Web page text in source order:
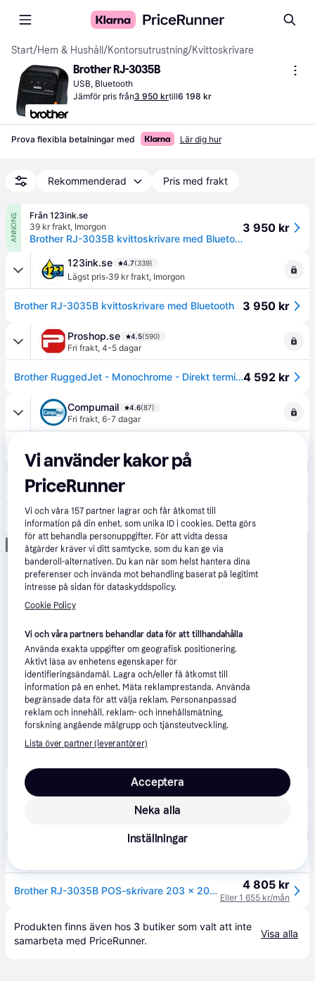
Start/Hem & Hushåll /Kontorsutrustning/Kvittoskrivare
Brother RJ-3035B
USB, Bluetooth
Jämför pris från3 950 krtill6 198 kr
Prova flexibla betalningar med Lär dig hur
Rekommenderad Pris med frakt
ANNONS
Från 123ink.se
39 kr frakt, Imorgon
Brother RJ-3035B kvittoskrivare med Bluetooth
3 950 kr
123ink.se 4.7(339)
Lägst pris·39 kr frakt, Imorgon
Brother RJ-3035B kvittoskrivare med Bluetooth 3 950 kr
Proshop.se 4.5(590)
Fri frakt, 4-5 dagar
Brother RuggedJet - Monochrome - Direkt termiska4 592 kr
Compumail 4.6(87)
Fri frakt, 6-7 dagar
MJ Multimedia
99 kr frakt,Imorgon
RJ-3035B 3INCH 203DPI MOBILE RECEIPT PRINTER - LIGHT (BT/MFI)4 555 kr
Annons
1.0
3-4 dagar
Brother RJ-3035B POS-skrivare 203 x 203 DPI Kabel & RJ3035BXX1 4 805 kr
Eller 1 655 kr/mån
Produkten finns även hos 3 butiker som valt att inte
samarbeta med PriceRunner.
Visa alla
Vi använder kakor på
PriceRunner
Vi och våra157 partner lagrar och får åtkomst till
information på din enhet, som unika ID i cookies. Detta görs
för att behandla personuppgifter. För att vidta dessa
åtgärder kräver vi ditt samtycke, som du kan ge via
banderoll-alternativen. Du kan när som helst hantera dina
preferenser och invända mot behandling baserat på legitimt
intresse på sidan för dataskyddspolicy.
Cookie Policy
Vi och våra partners behandlar data för att tillhandahålla
Använda exakta uppgifter om geografisk positionering.
Aktivt läsa av enhetens egenskaper för
identifieringsändamål. Lagra och/eller få åtkomst till
information på en enhet. Mäta reklamprestanda. Använda
begränsade data för att välja reklam. Personanpassad
reklam och innehåll, reklam- och innehållsmätning,
forskning angående målgrupp och tjänsteutveckling.
Lista över partner (leverantörer)
Neka alla
Acceptera
Inställningar